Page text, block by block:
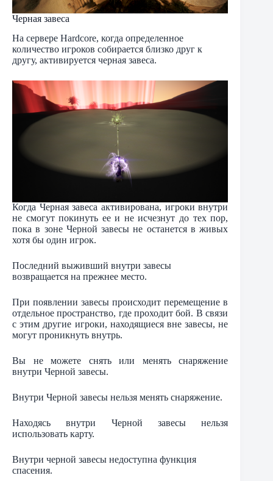
Черная завеса
На сервере Hardcore, когда определенное
количество игроков собирается близко друг к
другу, активируется черная завеса.
Когда Черная завеса активирована, игроки внутри
не смогут покинуть ее и не исчезнут до тех пор,
пока в зоне Черной завесы не останется в живых
хотя бы один игрок.
Последний выживший внутри завесы
возвращается на прежнее место.
При появлении завесы происходит перемещение в
отдельное пространство, где проходит бой. В связи
с этим другие игроки, находящиеся вне завесы, не
могут проникнуть внутрь.
Вы не можете снять или менять снаряжение
внутри Черной завесы.
Внутри Черной завесы нельзя менять снаряжение.
Находясь внутри Черной завесы нельзя
использовать карту.
Внутри черной завесы недоступна функция
спасения.